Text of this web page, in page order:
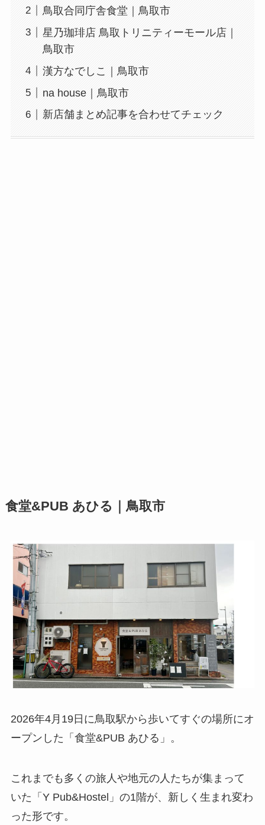
鳥取合同庁舎食堂｜鳥取市
星乃珈琲店 鳥取トリニティーモール店｜
鳥取市
漢方なでしこ｜鳥取市
na house｜鳥取市
新店舗まとめ記事を合わせてチェック
食堂&PUB あひる｜鳥取市
2026年4月19日に鳥取駅から歩いてすぐの場所にオ
ープンした「食堂&PUB あひる」。
これまでも多くの旅人や地元の人たちが集まって
いた「Y Pub&Hostel」の1階が、新しく生まれ変わ
った形です。